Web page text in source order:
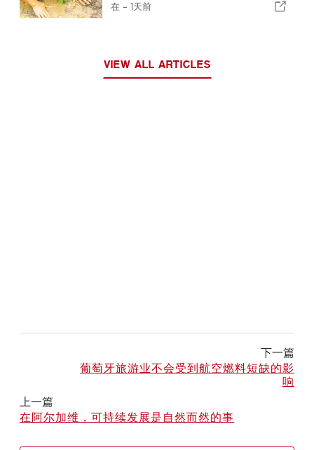
在 - 1天前
VIEW ALL ARTICLES
下一篇
葡萄牙旅游业不会受到航空燃料短缺的影
响
上一篇
在阿尔加维，可持续发展是自然而然的事